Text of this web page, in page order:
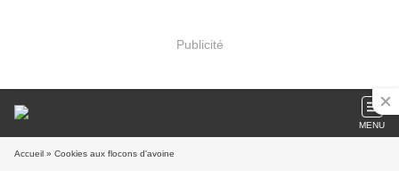
Publicité
MENU
Accueil » Cookies aux flocons d'avoine